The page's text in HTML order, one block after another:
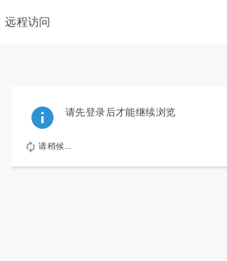
远程访问
请先登录后才能继续浏览
请稍候...